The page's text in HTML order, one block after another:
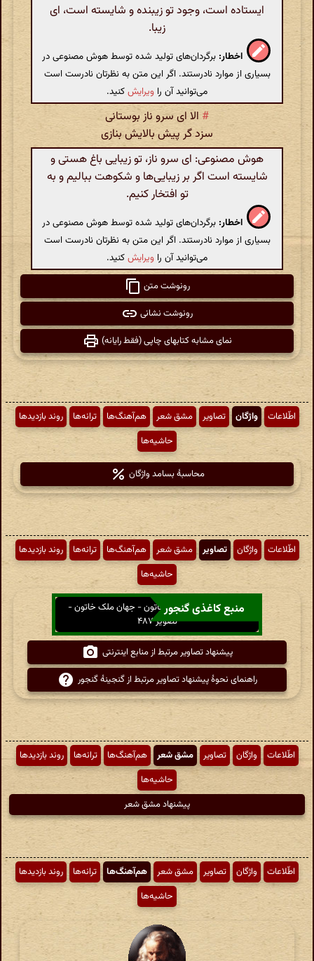
ایستاده است، وجود تو زیبنده و شایسته است، ای
زیبا.
اخطار: برگردان‌های تولید شده توسط هوش مصنوعی در
بسیاری از موارد نادرستند. اگر این متن به نظرتان نادرست است
می‌توانید آن را ویرایشکنید.
# الا ای سرو ناز بوستانی
سزد گر پیش بالایش بنازی
هوش مصنوعی: ای سرو ناز، تو زیبایی باغ هستی و
شایسته است اگر بر زیبایی‌ها و شکوهت ببالیم و به
تو افتخار کنیم.
اخطار: برگردان‌های تولید شده توسط هوش مصنوعی در
بسیاری از موارد نادرستند. اگر این متن به نظرتان نادرست است
می‌توانید آن را ویرایشکنید.
رونوشت متن
رونوشت نشانی
نمای مشابه کتابهای چاپی (فقط رایانه)
اطّلاعات واژگان تصاویر مشق شعر هم‌آهنگ‌ها ترانه‌ها
روند بازدیدها
حاشیه‌ها
محاسبهٔ بسامد واژگان
اطّلاعات واژگان تصاویر مشق شعر هم‌آهنگ‌ها ترانه‌ها
روند بازدیدها
حاشیه‌ها
منبع کاغذی گنجور
دیوان کامل جهان ملک خاتون - جهان ملک خاتون -
تصویر ۴۸۷
پیشنهاد تصاویر مرتبط از منابع اینترنتی
راهنمای نحوهٔ پیشنهاد تصاویر مرتبط از گنجینهٔ گنجور
اطّلاعات واژگان تصاویر مشق شعر هم‌آهنگ‌ها ترانه‌ها
روند بازدیدها
حاشیه‌ها
پیشنهاد مشق شعر
اطّلاعات واژگان تصاویر مشق شعر هم‌آهنگ‌ها ترانه‌ها
روند بازدیدها
حاشیه‌ها